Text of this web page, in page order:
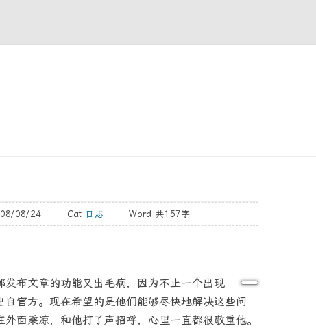
08/24 Cat:日志Word:共157字
布文章的功能又出毛病，因为不止一个出现
官方。现在希望的是他们能够尽快地解决这些问
面乘凉，和他打了声招呼，心里一直都很敬重他。